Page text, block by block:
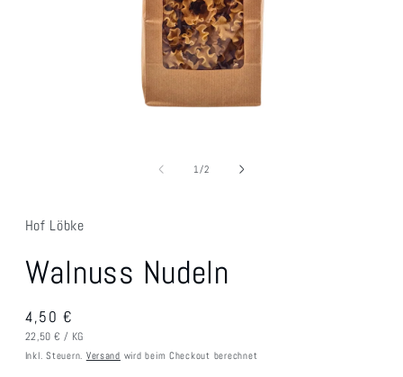
1/von
2
Hof Löbke
Walnuss Nudeln
Normaler
Preis
4,50 €
GRUNDPREIS
22,50 € / PRO
KG
Inkl. Steuern. Versand wird beim Checkout berechnet